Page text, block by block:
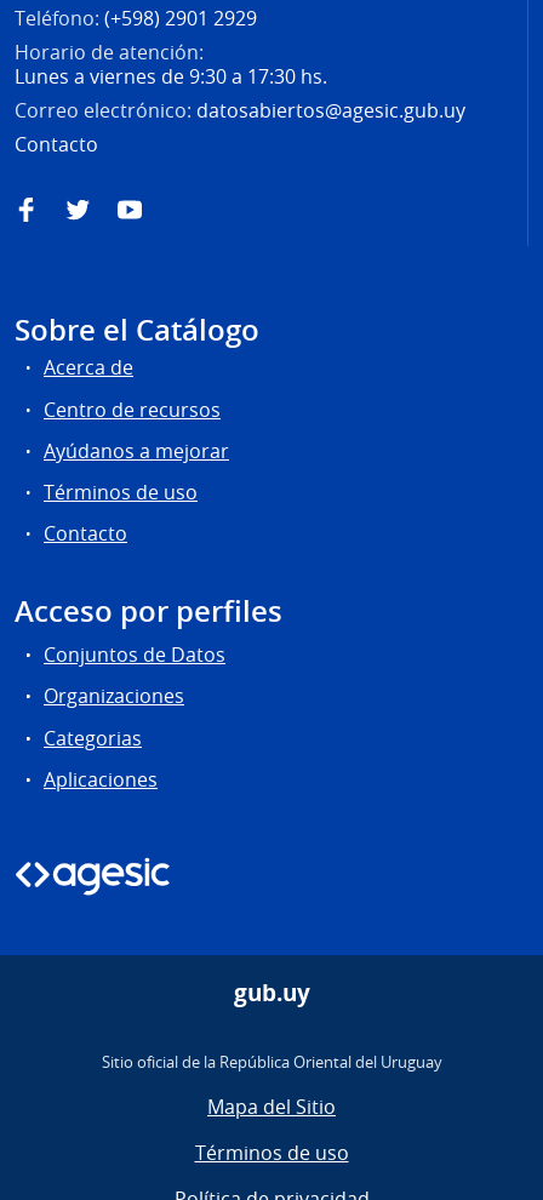
Teléfono: (+598) 2901 2929
Horario de atención:
Lunes a viernes de 9:30 a 17:30 hs.
Correo electrónico: datosabiertos@agesic.gub.uy
Contacto
FacebookTwitterYouTube
Sobre el Catálogo
Acerca de
Centro de recursos
Ayúdanos a mejorar
Términos de uso
Contacto
Acceso por perfiles
Conjuntos de Datos
Organizaciones
Categorias
Aplicaciones
gub.uy
Sitio oficial de la República Oriental del Uruguay
Mapa del Sitio
Términos de uso